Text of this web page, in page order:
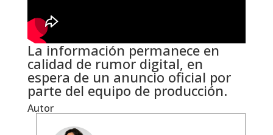
La información permanece en
calidad de rumor digital, en
espera de un anuncio oficial por
parte del equipo de producción.
Autor